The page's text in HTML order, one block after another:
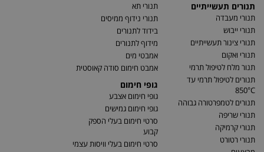
תנורים תעשייתיים
תנורי מעבדה
תנורי ייבוש
תנורי צינור תעשייתיים
תנורי ואקום
תנור מלח לטיפול תרמי
תנורים לטיפול תרמי עד
850°C
תנורים לטמפרטורה גבוהה
תנורי שריפה
תנורי קרמיקה
תנורי רטורט
תנורי תא
תנורי נידוף ממיסים
בידוד לתנורים
מידוף לתנורים
אמבטי מים
אמבט חימום סודה קאוסטית
גופי חימום
גופי חימום אצבע
גופי חימום גמישים
סרטי חימום בעלי הספק
קבוע
סרטי חימום בעלי וויסות עצמי